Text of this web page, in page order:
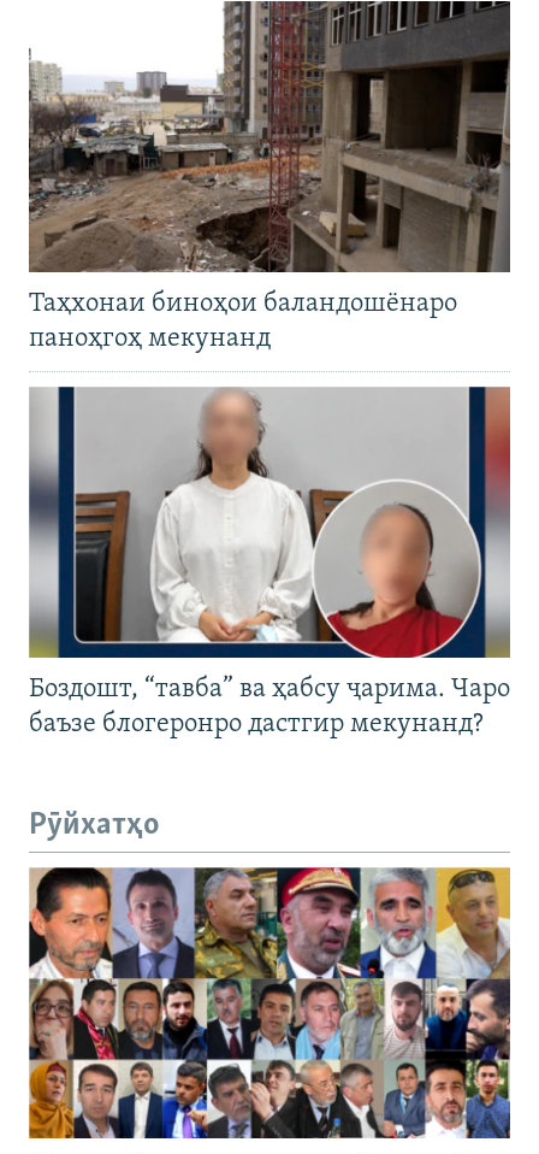
Таҳхонаи биноҳои баландошёнаро
паноҳгоҳ мекунанд
Боздошт, “тавба” ва ҳабсу ҷарима. Чаро
баъзе блогеронро дастгир мекунанд?
Рӯйхатҳо